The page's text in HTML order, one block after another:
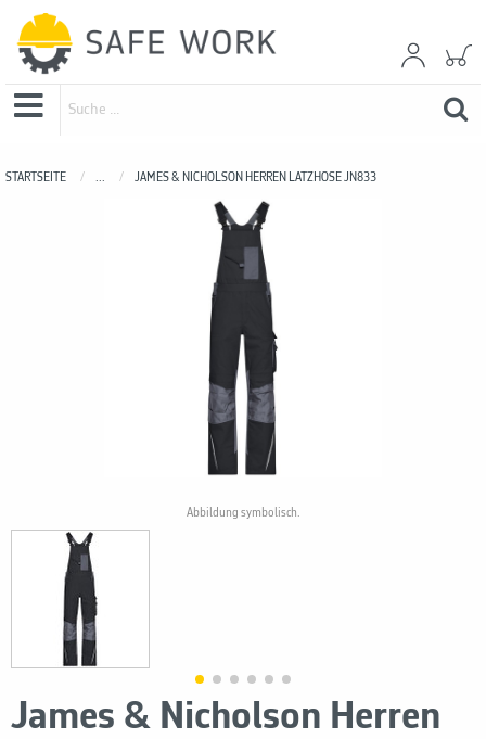
STARTSEITE ... JAMES & NICHOLSON HERREN LATZHOSE JN833
James & Nicholson Herren
Abbildung symbolisch.